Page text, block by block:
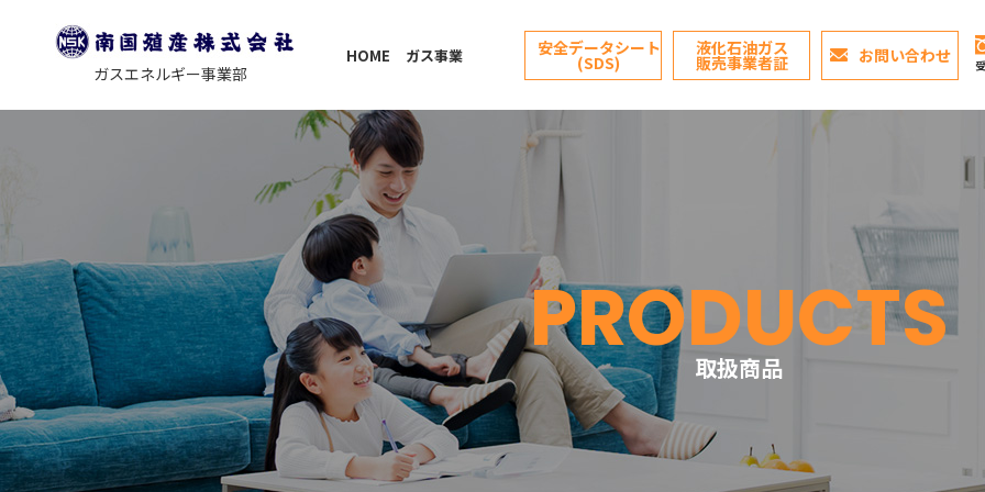
ガスエネルギー事業部
HOME ガス事業
キャンペーン リフォーム事業
nangoku-style.
（Web明細）
会社案内
安全データシート
(SDS)
液化石油ガス
販売事業者証 お問い合わせ
PRODUCTS
取扱商品